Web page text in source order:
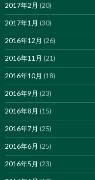
2017年2月 (20)
2017年1月 (30)
2016年12月 (26)
2016年11月 (21)
2016年10月 (18)
2016年9月 (23)
2016年8月 (15)
2016年7月 (25)
2016年6月 (25)
2016年5月 (23)